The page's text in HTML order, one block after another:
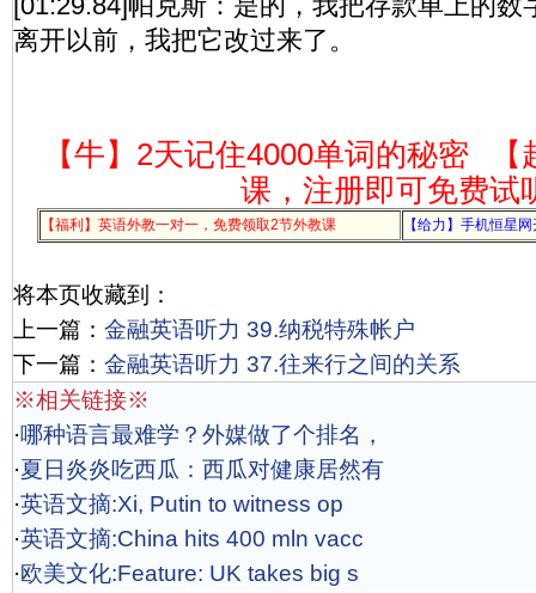
离开以前，我把它改过来了。
【牛】2天记住4000单词的秘密
课，注册即可免费试
【福利】英语外教一对一，免费领取2节外教课 【给力】手机恒星
将本页收藏到：
上一篇： 金融英语听力 39.纳税特殊帐户
下一篇： 金融英语听力 37.往来行之间的关系
※相关链接※
·哪种语言最难学？外媒做了个排名，
·夏日炎炎吃西瓜：西瓜对健康居然有
·英语文摘:Xi, Putin to witness op
·英语文摘:China hits 400 mln vacc
·欧美文化:Feature: UK takes big s